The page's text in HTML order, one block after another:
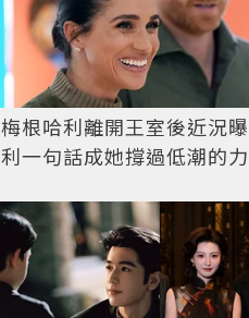
梅根哈利離開王室後近況
利一句話成她撐過低潮的